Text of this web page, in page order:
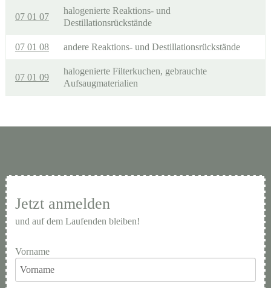
07 01 07
halogenierte Reaktions- und
Destillationsrückstände
07 01 08 andere Reaktions- und Destillationsrückstände
07 01 09
halogenierte Filterkuchen, gebrauchte
Aufsaugmaterialien
Jetzt anmelden
und auf dem Laufenden bleiben!
Vorname